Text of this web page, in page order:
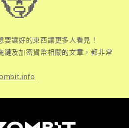
讓好的東西讓更多人看見！
鏈及加密貨幣相關的文章，都非常